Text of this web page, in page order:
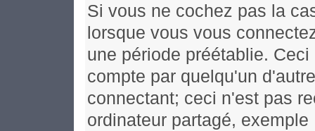
Si vous ne cochez pas la
lorsque vous vous
une période préétablie.
compte par quelqu'un
connectant; ceci n'est pas
ordinateur partagé,